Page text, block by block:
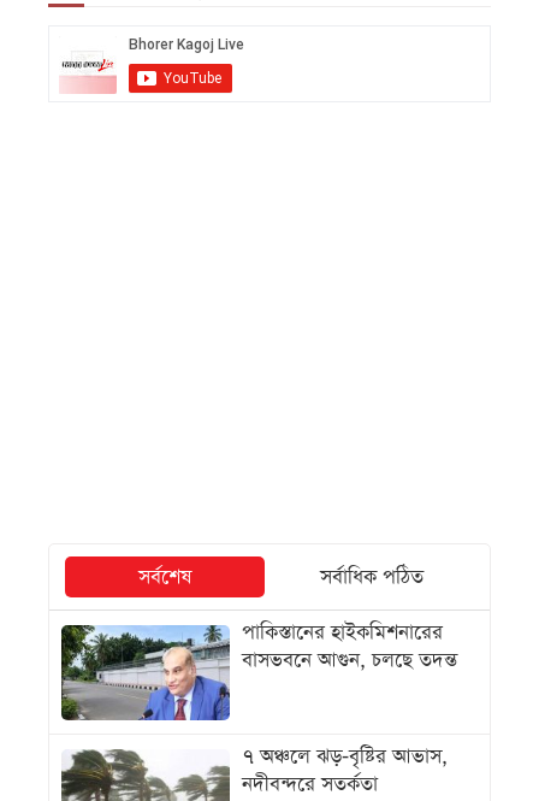
সর্বশেষ
সর্বাধিক পঠিত
পাকিস্তানের হাইকমিশনারের
বাসভবনে আগুন, চলছে তদন্ত
৭ অঞ্চলে ঝড়-বৃষ্টির আভাস,
নদীবন্দরে সতর্কতা